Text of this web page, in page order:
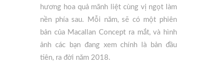
hương hoa quả mãnh liệt cùng vị ngọt làm
nền phía sau. Mỗi năm, sẽ có một phiên
bản của Macallan Concept ra mắt, và hình
ảnh các bạn đang xem chính là bản đầu
tiên, ra đời năm 2018.